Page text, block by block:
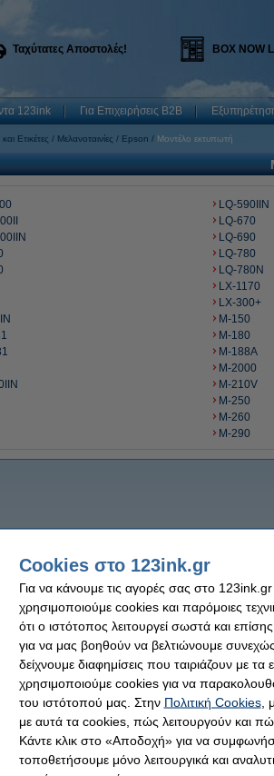
Ταχύτατες Αποστολές! BOX NOW
123ink Για Επιχειρήσεις B2B
και Ετικέτες Μελανοταινίες Epson Μοντέλο εκτυπωτή
LQ-590IIN
LQ-670
LQ-690
LQ-780
LQ-780N
LX-1170
LX-300+
M-150
M-180
M-188A
M-2000
M-210V
M-250
M-260
M-290
Cookies στο 123ink.gr
Για να κάνουμε τις αγορές σας στο
χρησιμοποιούμε cookies και παρόμοιες
ότι ο ιστότοπος λειτουργεί σωστά και
για να μας βοηθούν να βελτιώνουμε
δείχνουμε διαφημίσεις που ταιριάζουν με
χρησιμοποιούμε cookies για να
του ιστότοπού μας. Στην Πολιτική Cookies,
με αυτά τα cookies, πώς λειτουργούν και
Κάντε κλικ στο «Αποδοχή» για να
τοποθετήσουμε μόνο λειτουργικά και